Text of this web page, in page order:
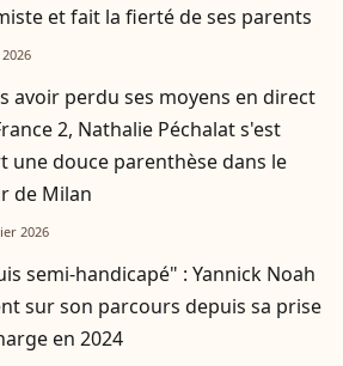
et fait la fierté de ses parents
avoir perdu ses moyens en direct
2, Nathalie Péchalat s'est
une douce parenthèse dans le
de Milan
2026
semi-handicapé" : Yannick Noah
sur son parcours depuis sa prise
en 2024